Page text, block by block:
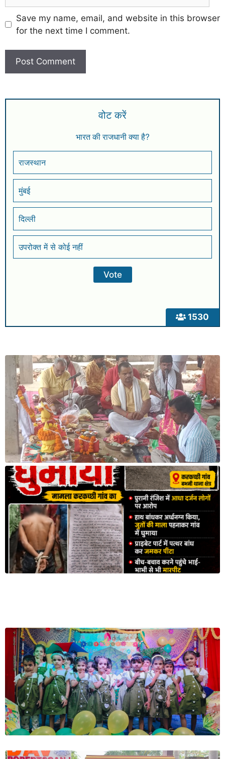
Save my name, email, and website in this browser
for the next time I comment.
1530
वोट करें
भारत की राजधानी क्या है?
राजस्थान
मुंबई
दिल्ली
उपरोक्त में से कोई नहीं